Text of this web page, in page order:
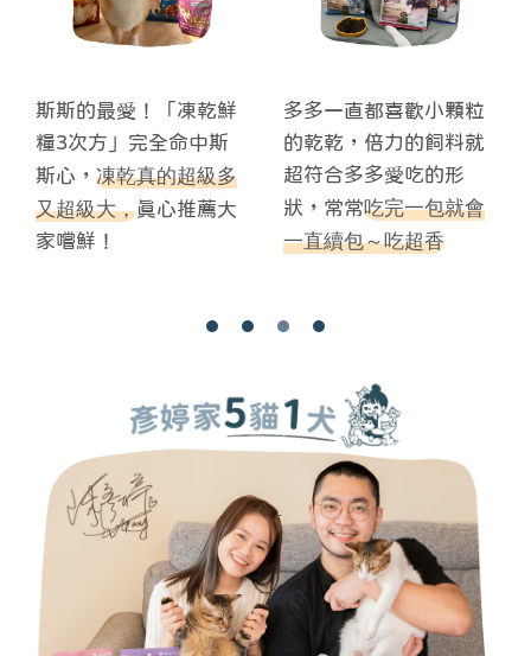
斯斯的最愛！「凍乾鮮
糧3次方」完全命中斯
斯心，凍乾真的超級多
又超級大，真心推薦大
家嚐鮮！
多多一直都喜歡小顆粒
的乾乾，倍力的飼料就
超符合多多愛吃的形
狀，常常吃完一包就會
一直續包～吃超香